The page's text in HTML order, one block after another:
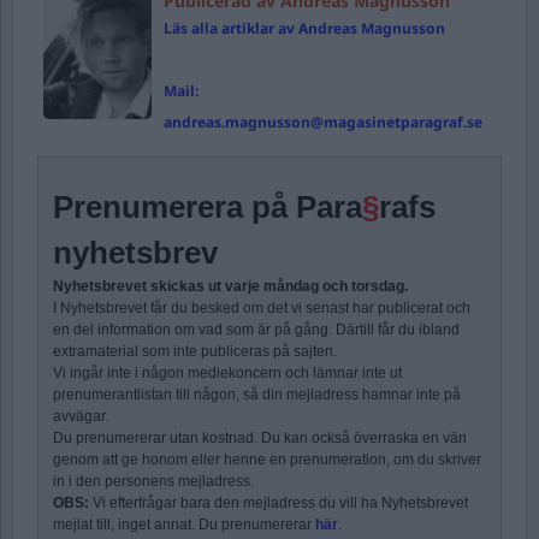
Läs alla artiklar av Andreas Magnusson
Mail:
andreas.magnusson@magasinetparagraf.se
Prenumerera på Para§rafs
nyhetsbrev
Nyhetsbrevet skickas ut varje måndag och torsdag.
I Nyhetsbrevet får du besked om det vi senast har publicerat och
en del information om vad som är på gång. Därtill får du ibland
extramaterial som inte publiceras på sajten.
Vi ingår inte i någon mediekoncern och lämnar inte ut
prenumerantlistan till någon, så din mejladress hamnar inte på
avvägar.
Du prenumererar utan kostnad. Du kan också överraska en vän
genom att ge honom eller henne en prenumeration, om du skriver
in i den personens mejladress.
OBS: Vi efterfrågar bara den mejladress du vill ha Nyhetsbrevet
mejlat till, inget annat. Du prenumererar här